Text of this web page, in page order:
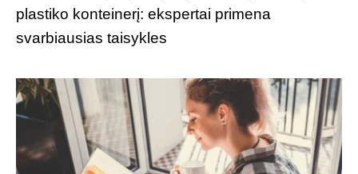
plastiko konteinerį: ekspertai primena
svarbiausias taisykles